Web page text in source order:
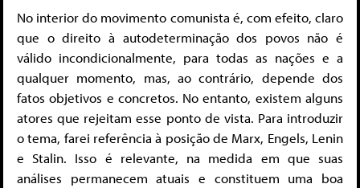
No interior do movimento comunista é, com efeito, claro
que o direito à autodeterminação dos povos não é
válido incondicionalmente, para todas as nações e a
qualquer momento, mas, ao contrário, depende dos
fatos objetivos e concretos. No entanto, existem alguns
atores que rejeitam esse ponto de vista. Para introduzir
o tema, farei referência à posição de Marx, Engels, Lenin
e Stalin. Isso é relevante, na medida em que suas
análises permanecem atuais e constituem uma boa